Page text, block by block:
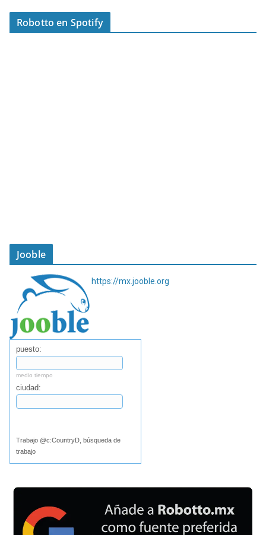
Robotto en Spotify
Jooble
https://mx.jooble.org
puesto:
medio tiempo
ciudad:
Trabajo @c:CountryD, búsqueda de
trabajo